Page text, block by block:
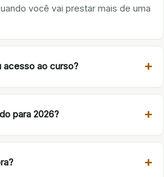
você vai prestar mais de uma
acesso ao curso?
para 2026?